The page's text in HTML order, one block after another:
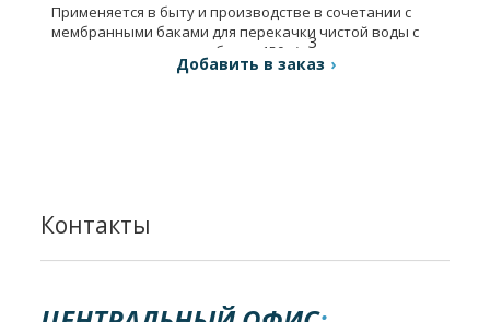
Применяется в быту и производстве в сочетании с
мембранными баками для перекачки чистой воды с
содержанием песка не более 150 г/м3
Добавить в заказ
Контакты